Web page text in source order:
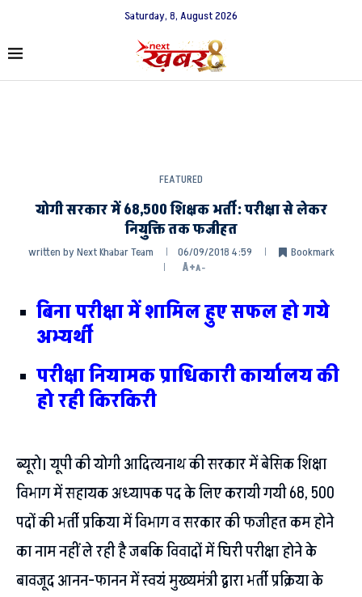
Saturday, 8, August 2026
FEATURED
योगी सरकार में 68,500 शिक्षक भर्ती: परीक्षा से लेकर
नियुक्ति तक फजीहत
written byNext Khabar Team 06/09/2018 4:59
Bookmark
A+A-
बिना परीक्षा में शामिल हुए सफल हो गये
अभ्यर्थी
परीक्षा नियामक प्राधिकारी कार्यालय की
हो रही किरकिरी
ब्यूरो। यूपी की योगी आदित्यनाथ की सरकार में बेसिक शिक्षा
विभाग में सहायक अध्यापक पद के लिए करायी गयी 68, 500
पदों की भर्ती प्रकिया में विभाग व सरकार की फजीहत कम होने
का नाम नहीं ले रही है जबकि विवादों में घिरी परीक्षा होने के
बावजूद आनन-फानन में स्वयं मुख्यमंत्री द्वारा भर्ती प्रक्रिया के